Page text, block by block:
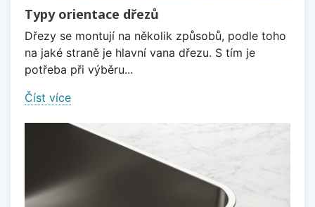
Typy orientace dřezů
Dřezy se montují na několik způsobů, podle toho
na jaké straně je hlavní vana dřezu. S tím je
potřeba při výběru...
Číst více